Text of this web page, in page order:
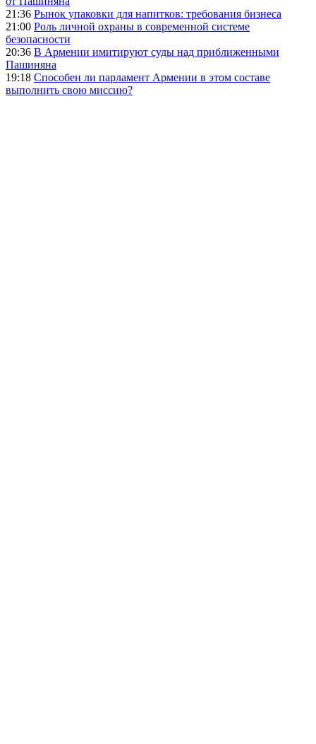
21:36 Рынок упаковки для напитков: требования бизнеса
21:00 Роль личной охраны в современной системе
безопасности
20:36 В Армении имитируют суды над приближенными
Пашиняна
19:18 Способен ли парламент Армении в этом составе
выполнить свою миссию?